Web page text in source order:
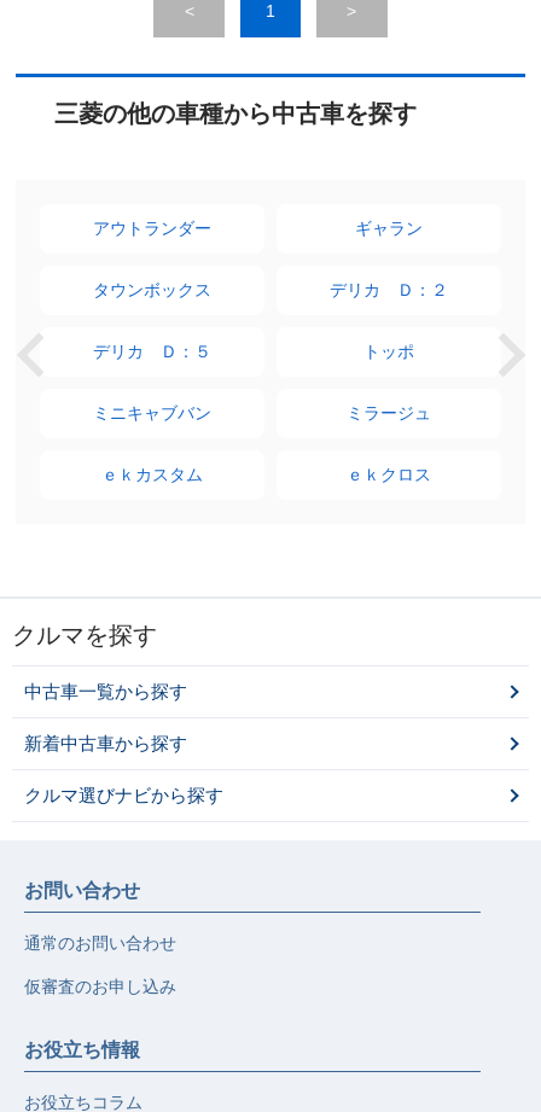
< 1 >
三菱の他の車種から中古車を探す
アウトランダー ギャラン
タウンボックス デリカ Ｄ：２
デリカ Ｄ：５ トッポ
ミニキャブバン ミラージュ
ｅｋカスタム ｅｋクロス
クルマを探す
中古車一覧から探す
新着中古車から探す
クルマ選びナビから探す
お問い合わせ
通常のお問い合わせ
仮審査のお申し込み
お役立ち情報
お役立ちコラム